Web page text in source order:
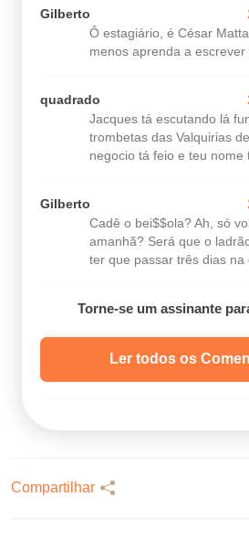
Gilberto
Ô estagiário, é César
menos aprenda a escrever
quadrado
Jacques tá escutando lá
trombetas das Valquirias
negocio tá feio e teu nome
Gilberto
Cadê o bei$$ola? Ah, só
amanhã? Será que o
ter que passar três dias na
Torne-se um assinante
Ler todos os
Compartilhar